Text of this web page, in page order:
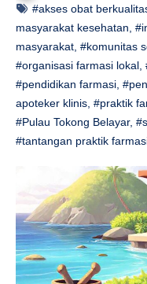
#akses obat
masyarakat kesehatan,
masyarakat, #komunitas
#organisasi farmasi lokal,
#pendidikan farmasi,
apoteker klinis, #praktik
#Pulau Tokong Belayar,
#tantangan praktik